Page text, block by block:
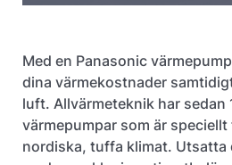
Med en Panasonic
dina värmekostnader
luft. Allvärmeteknik har sedan
värmepumpar som är
nordiska, tuffa klimat. Utsatta